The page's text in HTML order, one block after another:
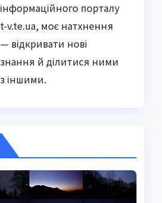
інформаційного порталу
t-v.te.ua, моє натхнення
— відкривати нові
знання й ділитися ними
з іншими.